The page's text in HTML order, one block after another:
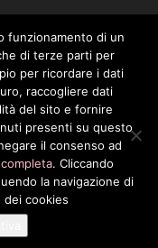
funzionamento di un
di terze parti per
per ricordare i dati
raccogliere dati
del sito e fornire
presenti su questo
il consenso ad
. Cliccando
la navigazione di
dei cookies